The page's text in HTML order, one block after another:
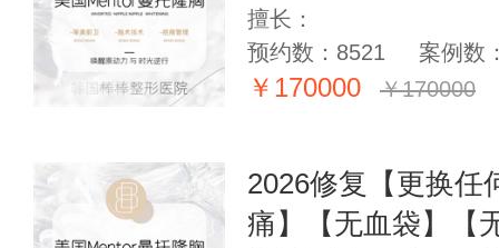
擅长：
预约数：8521
案例数
￥170000 ￥170000
2026修复【更换任
痛】【无血袋】【